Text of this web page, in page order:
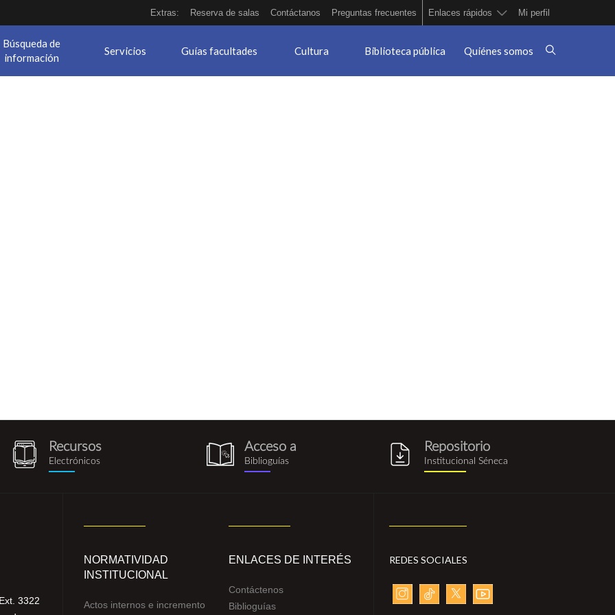
Extras: Reserva de salas Contáctanos Preguntas frecuentes Enlaces rápidos Mi perfil
Búsqueda de
información
Servicios Guías facultades Cultura Biblioteca pública Quiénes somos
recursos_electronicos.png
Recursos
Electrónicos biblioguia.png
Acceso a
Biblioguías
Repositorio
Institucional Séneca
3322
NORMATIVIDAD
INSTITUCIONAL
Actos internos e incremento
ENLACES DE INTERÉS
Contáctenos
Biblioguías
REDES SOCIALES